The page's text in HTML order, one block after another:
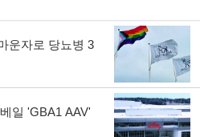
운자로 당뇨병 3
일 'GBA1 AAV'